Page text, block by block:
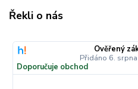
Řekli o nás
Ověřený
Přidáno 6. srpna
Doporučuje obchod